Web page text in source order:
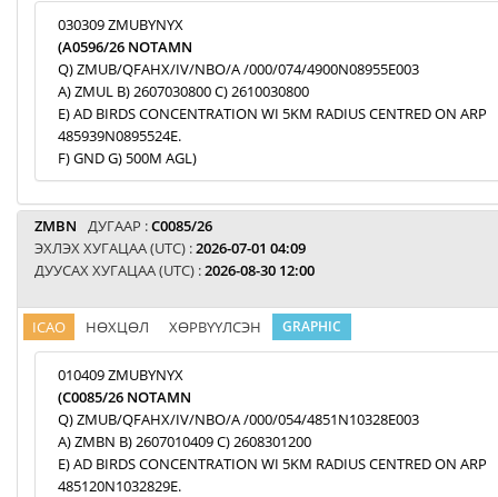
030309 ZMUBYNYX
(A0596/26 NOTAMN
Q) ZMUB/QFAHX/IV/NBO/A /000/074/4900N08955E003
A) ZMUL B) 2607030800 C) 2610030800
E) AD BIRDS CONCENTRATION WI 5KM RADIUS CENTRED ON ARP
485939N0895524E.
F) GND G) 500M AGL)
ZMBN ДУГААР :C0085/26
ЭХЛЭХ ХУГАЦАА (UTC) :2026-07-01 04:09
ДУУСАХ ХУГАЦАА (UTC) :2026-08-30 12:00
ICAO НӨХЦӨЛ ХӨРВҮҮЛСЭН GRAPHIC
010409 ZMUBYNYX
(C0085/26 NOTAMN
Q) ZMUB/QFAHX/IV/NBO/A /000/054/4851N10328E003
A) ZMBN B) 2607010409 C) 2608301200
E) AD BIRDS CONCENTRATION WI 5KM RADIUS CENTRED ON ARP
485120N1032829E.